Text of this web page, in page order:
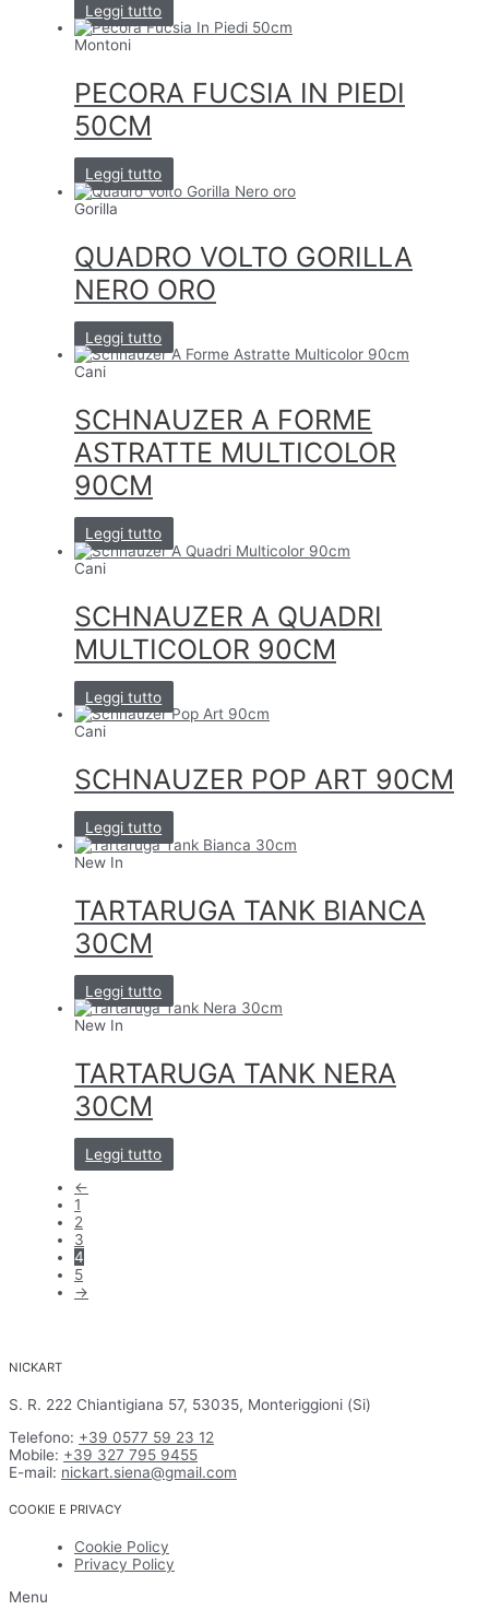
Leggi tutto
Montoni
PECORA FUCSIA IN PIEDI
50CM
Leggi tutto
Gorilla
QUADRO VOLTO GORILLA
NERO ORO
Leggi tutto
Cani
SCHNAUZER A FORME
ASTRATTE MULTICOLOR
90CM
Leggi tutto
Cani
SCHNAUZER A QUADRI
MULTICOLOR 90CM
Leggi tutto
Cani
SCHNAUZER POP ART 90CM
Leggi tutto
New In
TARTARUGA TANK BIANCA
30CM
Leggi tutto
New In
TARTARUGA TANK NERA
30CM
Leggi tutto
←
1
2
3
4
5
→
NICKART
S. R. 222 Chiantigiana 57, 53035, Monteriggioni (Si)
Telefono: +39 0577 59 23 12
Mobile: +39 327 795 9455
E-mail: nickart.siena@gmail.com
COOKIE E PRIVACY
Cookie Policy
Privacy Policy
Menu